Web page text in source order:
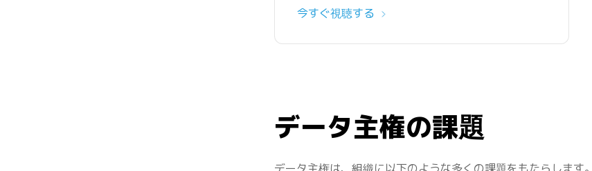
今すぐ視聴する
データ主権の課題